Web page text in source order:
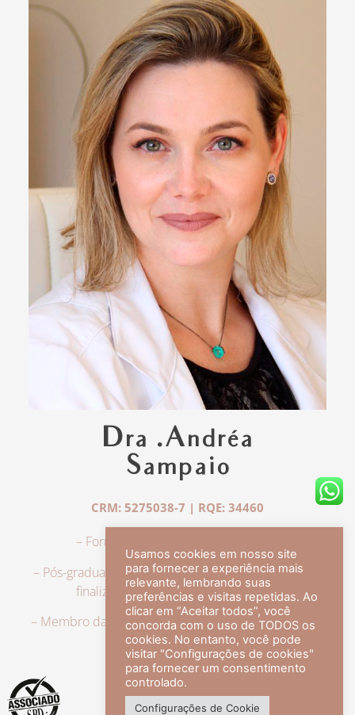
Dra .Andréa
Sampaio
CRM: 5275038-7 | RQE: 34460
– Formação em Medicina pela UFRJ.
– Pós-graduação em Dermatologia pela UFRJ, tendo
finalizado a especialização em 2007.
– Membro da Sociedade Brasileira de Dermatologia,
com título de especialista.
veja mais +
Usamos cookies em nosso site
para fornecer a experiência mais
relevante, lembrando suas
preferências e visitas repetidas. Ao
clicar em “Aceitar todos”, você
concorda com o uso de TODOS os
cookies. No entanto, você pode
visitar "Configurações de cookies"
para fornecer um consentimento
controlado.
Configurações de Cookie